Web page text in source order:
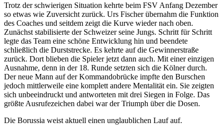
Trotz der schwierigen Situation kehrte beim FSV Anfang Dezember
so etwas wie Zuversicht zurück. Urs Fischer übernahm die Funktion
des Coaches und seitdem zeigt die Kurve wieder nach oben.
Zunächst stabilisierte der Schweizer seine Jungs. Schritt für Schritt
legte das Team eine schöne Entwicklung hin und beendete
schließlich die Durststrecke. Es kehrte auf die Gewinnerstraße
zurück. Dort blieben die Spieler jetzt dann auch. Mit einer einzigen
Ausnahme, denn in der 18. Runde setzten sich die Kölner durch.
Der neue Mann auf der Kommandobrücke impfte den Burschen
jedoch mittlerweile eine komplett andere Mentalität ein. Sie zeigten
sich unbeeindruckt und antworteten mit drei Siegen in Folge. Das
größte Ausrufezeichen dabei war der Triumph über die Dosen.
Die Borussia weist aktuell einen unglaublichen Lauf auf.